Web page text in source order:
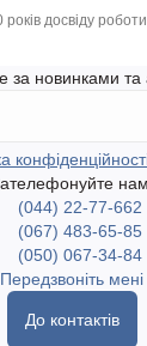
років досвіду роботи
за новинками та
(044) 22-77-662
(067) 483-65-85
(050) 067-34-84
Передзвоніть мені
До контактів